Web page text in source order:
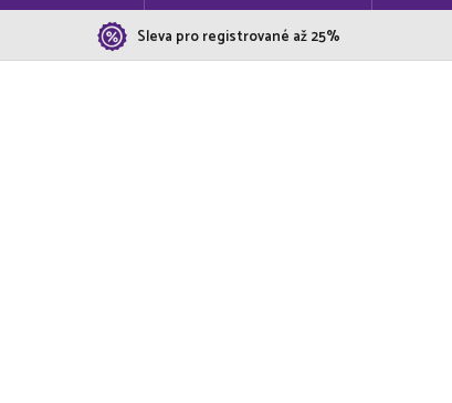
Sleva pro registrované až 25%